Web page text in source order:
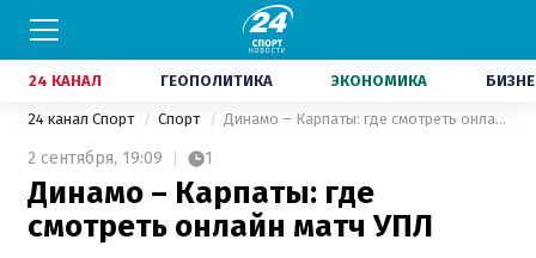
24 КАНАЛ ГЕОПОЛИТИКА ЭКОНОМИКА
24 канал Спорт Спорт Динамо – Карпаты: где смотреть онлайн матч УПЛ
2 сентября, 19:09 1
Динамо – Карпаты: где
смотреть онлайн матч УПЛ